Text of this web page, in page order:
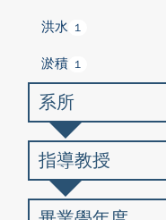
洪水 1
淤積 1
系所
指導教授